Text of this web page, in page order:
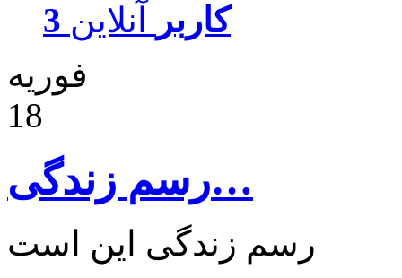
3 کاربر
آنلاین
فوریه
18
رسم زندگی…
رسم زندگی این است